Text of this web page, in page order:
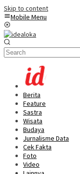
Skip to content
Mobile Menu
Berita
Feature
Sastra
Wisata
Budaya
Jurnalisme Data
Cek Fakta
Foto
Video